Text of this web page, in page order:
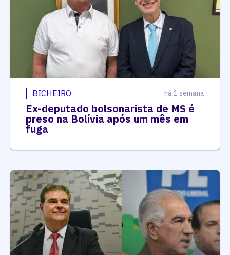
BICHEIRO há 1 semana
Ex-deputado bolsonarista de MS é
preso na Bolívia após um mês em
fuga